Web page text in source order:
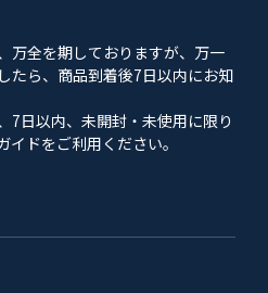
万全を期しておりますが、万一
たら、商品到着後7日以内にお知
7日以内、未開封・未使用に限り
ドをご利用ください。